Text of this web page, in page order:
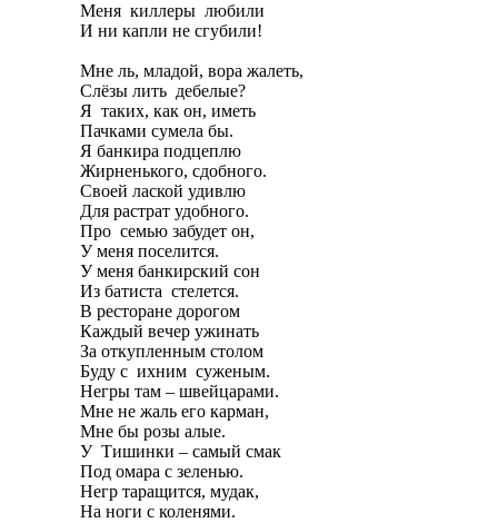
Меня киллеры любили
И ни капли не сгубили!
Мне ль, младой, вора жалеть,
Слёзы лить дебелые?
Я таких, как он, иметь
Пачками сумела бы.
Я банкира подцеплю
Жирненького, сдобного.
Своей лаской удивлю
Для растрат удобного.
Про семью забудет он,
У меня поселится.
У меня банкирский сон
Из батиста стелется.
В ресторане дорогом
Каждый вечер ужинать
За откупленным столом
Буду с ихним суженым.
Негры там – швейцарами.
Мне не жаль его карман,
Мне бы розы алые.
У Тишинки – самый смак
Под омара с зеленью.
Негр таращится, мудак,
На ноги с коленями.